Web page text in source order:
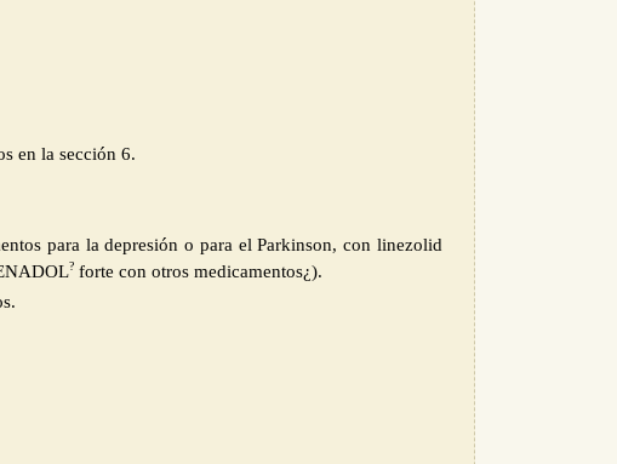
en la sección 6.
para la depresión o para el Parkinson, con linezolid
? forte con otros medicamentos¿).